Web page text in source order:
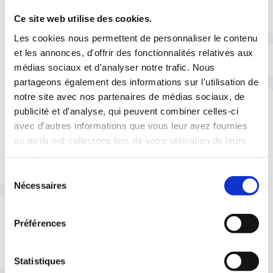
Ce site web utilise des cookies.
Les cookies nous permettent de personnaliser le contenu
et les annonces, d'offrir des fonctionnalités relatives aux
médias sociaux et d'analyser notre trafic. Nous
partageons également des informations sur l'utilisation de
notre site avec nos partenaires de médias sociaux, de
publicité et d'analyse, qui peuvent combiner celles-ci
avec d'autres informations que vous leur avez fournies
ou qu'ils ont collectées lors de votre utilisation de leurs
Nécessaires
Préférences
Statistiques
« La bataille n’est pas perdue,
même si elle reste compliquée »
pic.twitter.com/I2VAcHGPeN
— Sud Radio (@SudRadio)April 17,
2023
Cnews en parle